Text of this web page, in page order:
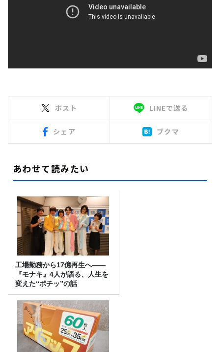
ポスト LINEで送る
シェア ブクマ
あわせて読みたい
工場勤務から17億再生へ——
『モナキ』4人が語る、人生を
変えた“ポチッ”の話